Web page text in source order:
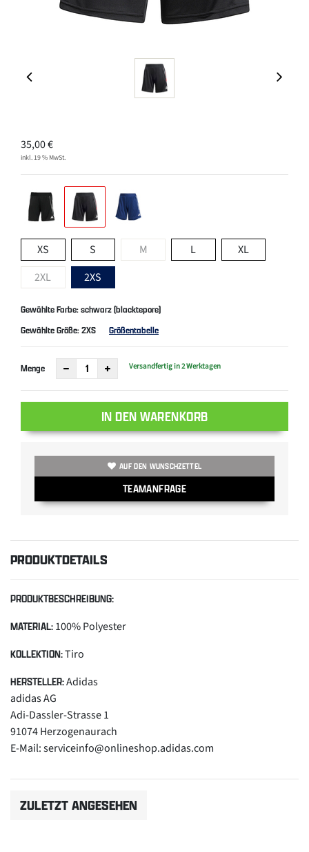
35,00€
inkl. 19 % MwSt.
XS S M L
XL
2XL
2XS
Gewählte Farbe: schwarz (blacktepore)
Gewählte Größe:2XS Größentabelle
Menge Versandfertig in 2 Werktagen
IN DEN WARENKORB
AUF DEN WUNSCHZETTEL
TEAMANFRAGE
PRODUKTDETAILS
PRODUKTBESCHREIBUNG:
MATERIAL: 100% Polyester
KOLLEKTION:Tiro
HERSTELLER:Adidas
adidas AG
Adi-Dassler-Strasse 1
91074 Herzogenaurach
E-Mail: serviceinfo@onlineshop.adidas.com
ZULETZT ANGESEHEN